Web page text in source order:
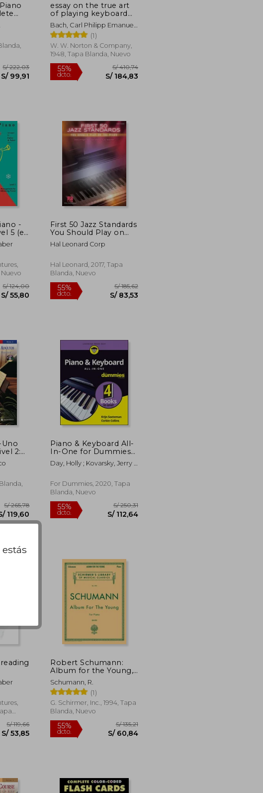
S/ 222,03
S/ 99,91
essay on the true art
of playing keyboard
instruments (en
Inglés)
Bach, Carl Philipp Emanuel
; Mitchell, William J. ;
Mitchell, William J.
(1)
W. W. Norton & Company,
1948, Tapa Blanda, Nuevo
55%
dcto.
-
5 (en
Nuevo
S/ 124,00
S/ 55,80
First 50 Jazz Standards
You Should Play on
Piano (en Inglés)
Hal Leonard Corp
Hal Leonard, 2017, Tapa
Blanda, Nuevo
55%
dcto.
Uno
2:
S/ 265,78
S/ 119,60
Piano & Keyboard All-
In-One for Dummies
(For Dummies (Music))
(en Inglés)
Day, Holly ; Kovarsky, Jerry ;
For Dummies, 2020, Tapa
Blanda, Nuevo
55%
dcto.
Robert Schumann:
Album for the Young,
Opus 68- Schirmer's
Library of Musical
Classics (en Inglés)
Schumann, R.
(1)
G. Schirmer, Inc., 1994, Tapa
Blanda, Nuevo